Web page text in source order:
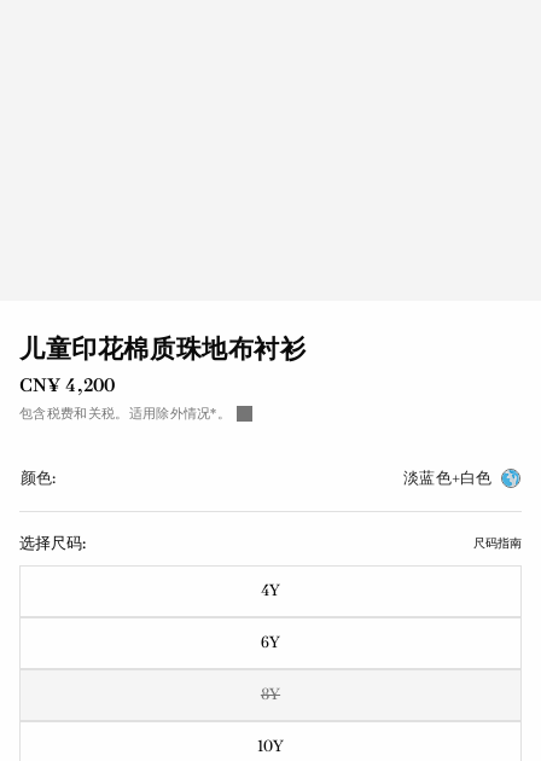
儿童印花棉质珠地布衬衫
CN¥ 4,200
包含税费和关税。适用除外情况*。
颜色: 淡蓝色+白色
选择尺码: 尺码指南
4Y
6Y
8Y
10Y